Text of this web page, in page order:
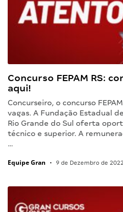
Concurso FEPAM RS:
aqui!
Concurseiro, o concurso
vagas. A Fundação Estadual
Rio Grande do Sul oferta
técnico e superior. A
…
Equipe Gran • 9 de Dezembro de 2022